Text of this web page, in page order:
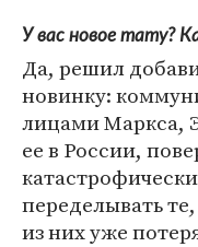
У вас новое тату?
Да, решил
новинку:
лицами Маркса,
ее в России,
переделывать
из них уже